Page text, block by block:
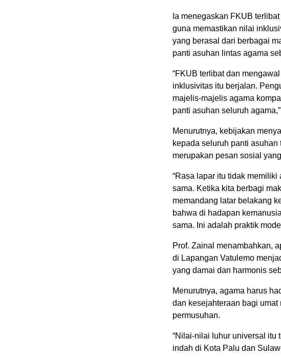
Ia menegaskan FKUB
guna memastikan nilai
yang berasal dari berbagai
panti asuhan lintas agama
“FKUB terlibat dan
inklusivitas itu berjalan.
majelis-majelis agama
panti asuhan seluruh
Menurutnya, kebijakan
kepada seluruh panti
merupakan pesan sosial
“Rasa lapar itu tidak
sama. Ketika kita berbagi
memandang latar belakang
bahwa di hadapan
sama. Ini adalah praktik
Prof. Zainal menambahkan,
di Lapangan Vatulemo
yang damai dan harmonis
Menurutnya, agama harus
dan kesejahteraan bagi
permusuhan.
“Nilai-nilai luhur universal itu
indah di Kota Palu dan